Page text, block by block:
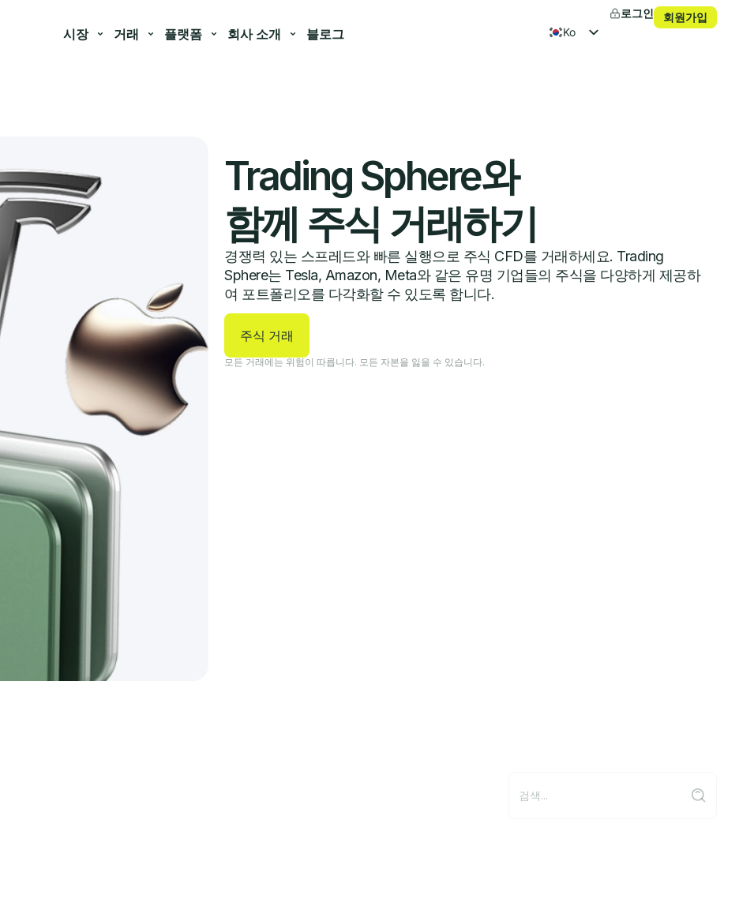
시장 거래 플랫폼 회사 소개 블로그 ko
로그인 회원가입
Trading Sphere와
함께 주식 거래하기
경쟁력 있는 스프레드와 빠른 실행으로 주식 CFD를 거래하세요. Trading
Sphere는 Tesla, Amazon, Meta와 같은 유명 기업들의 주식을 다양하게 제공하
여 포트폴리오를 다각화할 수 있도록 합니다.
주식 거래
모든 거래에는 위험이 따릅니다. 모든 자본을 잃을 수 있습니다.